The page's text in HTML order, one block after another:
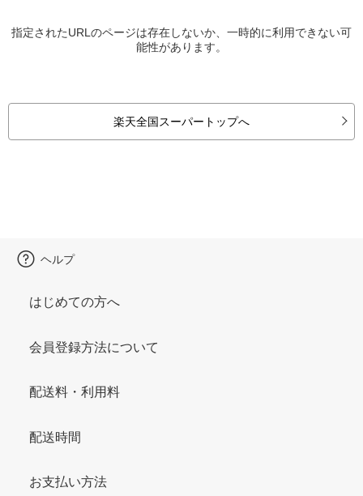
指定されたURLのページは存在しないか、一時的に利用できない可
能性があります。
楽天全国スーパートップへ
ヘルプ
はじめての方へ
会員登録方法について
配送料・利用料
配送時間
お支払い方法